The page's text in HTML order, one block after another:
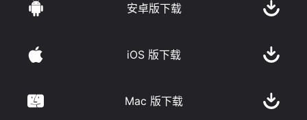
安卓版下载
iOS 版下载
Mac 版下载